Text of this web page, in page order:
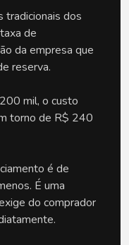
tradicionais dos
de
da empresa que
reserva.
mil, o custo
torno de R$ 240
é de
É uma
do comprador